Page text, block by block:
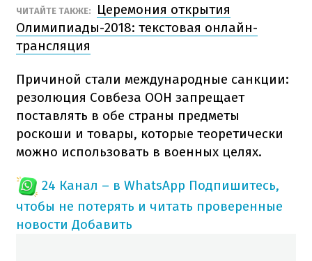
ЧИТАЙТЕ ТАКЖЕ:
Церемония открытия
Олимипиады-2018: текстовая онлайн-
трансляция
Причиной стали международные санкции:
резолюция Совбеза ООН запрещает
поставлять в обе страны предметы
роскоши и товары, которые теоретически
можно использовать в военных целях.
24 Канал – в WhatsApp Подпишитесь,
чтобы не потерять и читать проверенные
новости Добавить